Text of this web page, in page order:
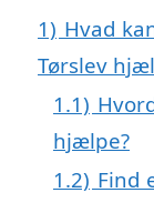
1) Hvad
Tørslev
1.1)
hjælpe?
1.2) Find